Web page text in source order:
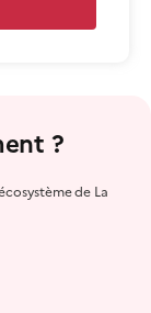
?
de La